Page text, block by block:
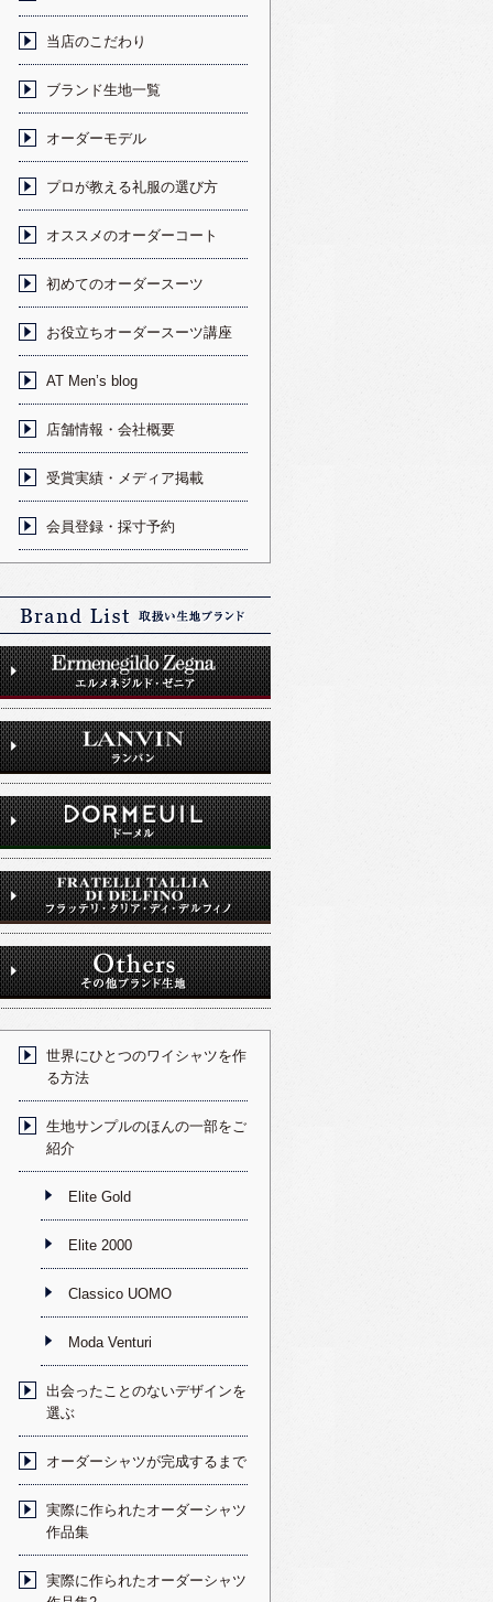
当店のこだわり
ブランド生地一覧
オーダーモデル
プロが教える礼服の選び方
オススメのオーダーコート
初めてのオーダースーツ
お役立ちオーダースーツ講座
AT Men’s blog
店舗情報・会社概要
受賞実績・メディア掲載
会員登録・採寸予約
世界にひとつのワイシャツを作
る方法
生地サンプルのほんの一部をご
紹介
Elite Gold
Elite 2000
Classico UOMO
Moda Venturi
出会ったことのないデザインを
選ぶ
オーダーシャツが完成するまで
実際に作られたオーダーシャツ
作品集
実際に作られたオーダーシャツ